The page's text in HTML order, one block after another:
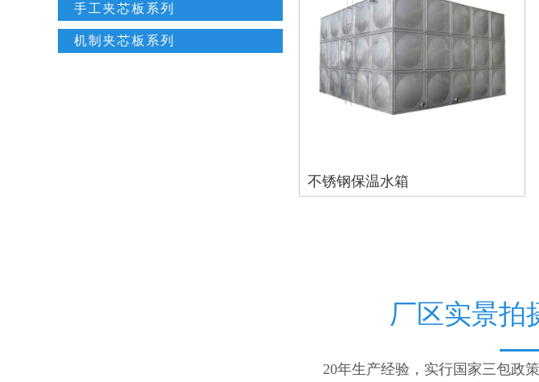
手工夹芯板系列
机制夹芯板系列
不锈钢保温水箱
厂区实景拍
20年生产经验，实行国家三包政